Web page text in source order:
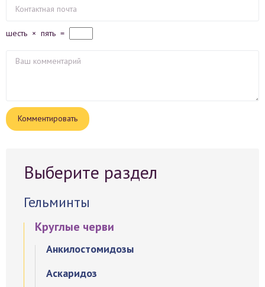
шесть × пять =
Выберите раздел
Гельминты
Круглые черви
Анкилостомидозы
Аскаридоз